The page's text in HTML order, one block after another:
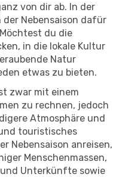
von dir ab. In der
der Nebensaison dafür
du die
in die lokale Kultur
Natur
etwas zu bieten.
zwar mit einem
zu rechnen, jedoch
Atmosphäre und
touristisches
Nebensaison anreisen,
Menschenmassen,
Unterkünfte sowie